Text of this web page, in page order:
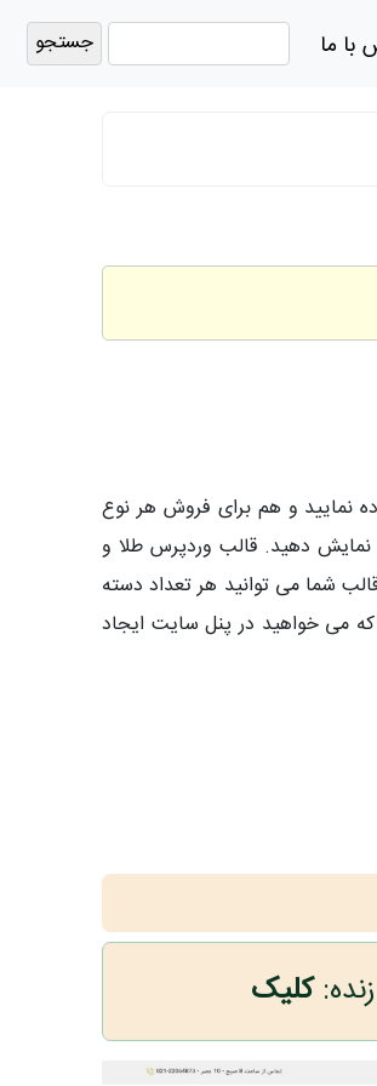
با ما
نمایید و هم برای فروش هر نوع
نمایش دهید. قالب وردپرس طلا و
شما می توانید هر تعداد دسته
می خواهید در پنل سایت ایجاد
کلیک